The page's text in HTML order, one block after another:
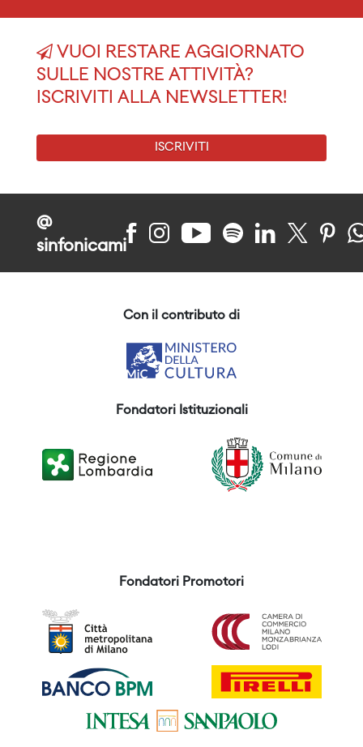
VUOI RESTARE AGGIORNATO
SULLE NOSTRE ATTIVITÀ?
ISCRIVITI ALLA NEWSLETTER!
ISCRIVITI
@
sinfonicami
Con il contributo di
Fondatori Istituzionali
Fondatori Promotori